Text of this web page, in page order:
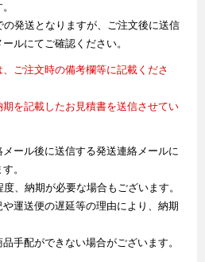
の発送となりますが、ご注文後に送信
ルにてご確認ください。
ご注文時の備考欄等に記載くださ
期を記載したお見積書を送信させてい
ール後に送信する発送連絡メールに
。
、納期が必要な場合もございます。
運送便の遅延等の理由により、納期
手配ができない場合がございます。